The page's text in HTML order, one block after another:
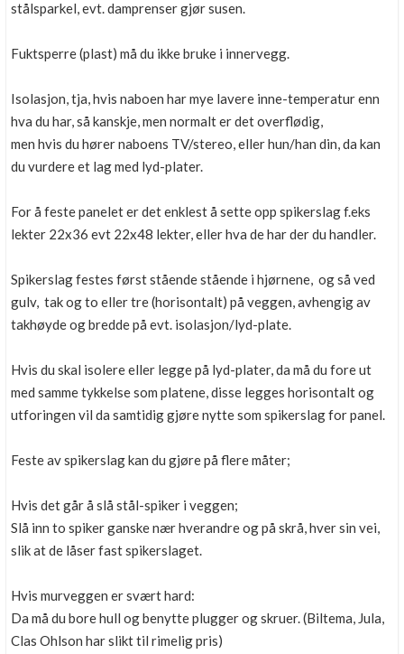
stålsparkel, evt. damprenser gjør susen.
Fuktsperre (plast) må du ikke bruke i innervegg.
Isolasjon, tja, hvis naboen har mye lavere inne-temperatur enn
hva du har, så kanskje, men normalt er det overflødig,
men hvis du hører naboens TV/stereo, eller hun/han din, da kan
du vurdere et lag med lyd-plater.
For å feste panelet er det enklest å sette opp spikerslag f.eks
lekter 22x36 evt 22x48 lekter, eller hva de har der du handler.
Spikerslag festes først stående stående i hjørnene, og så ved
gulv, tak og to eller tre (horisontalt) på veggen, avhengig av
takhøyde og bredde på evt. isolasjon/lyd-plate.
Hvis du skal isolere eller legge på lyd-plater, da må du fore ut
med samme tykkelse som platene, disse legges horisontalt og
utforingen vil da samtidig gjøre nytte som spikerslag for panel.
Feste av spikerslag kan du gjøre på flere måter;
Hvis det går å slå stål-spiker i veggen;
Slå inn to spiker ganske nær hverandre og på skrå, hver sin vei,
slik at de låser fast spikerslaget.
Hvis murveggen er svært hard:
Da må du bore hull og benytte plugger og skruer. (Biltema, Jula,
Clas Ohlson har slikt til rimelig pris)